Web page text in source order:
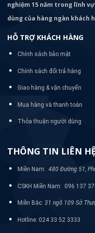
nghiệm 15 năm trong lĩnh
dùng của hàng ngàn khách
HỖ TRỢ KHÁCH HÀNG
Chính sách bảo mật
Chính sách đổi trả hàng
Giao hàng & vận chuyển
Mua hàng và thanh toán
Thỏa thuận người dùng
THÔNG TIN LIÊN HỆ
Miền Nam: 480 Đường 51,
CSKH Miền Nam: 096 137
Miền Bắc: 31 ngõ 109 Sở
Hotline: 024 33 52 3333